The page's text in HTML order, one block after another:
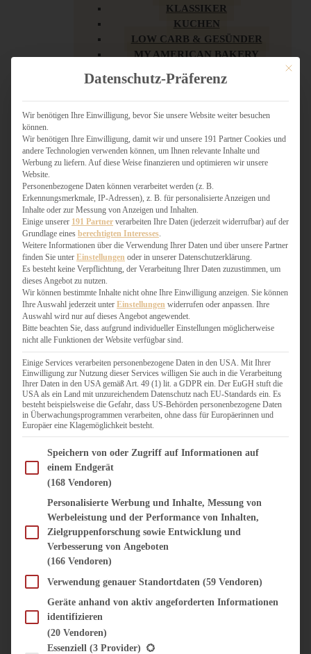
KLASSIKER
KUCHEN
LOW CARB & GESÜNDER
MY AMERICAN BAKERY
SCHOKOLADIGES
SÜSSES HAUPTGERICHT
SÜSSES KLEINGEBÄCK
VEGAN SÜSS
WEIHNACHTSBÄCKEREI
HERZHAFT
BEILAGEN & GEMÜSE
BURGER & SANDWICHES
FIX AUF DEM TISCH
FLEISCH & FISCH
GRILLEN / BARBECUE
HERZHAFTES BACKEN
ONE-POT-GERICHTE
PASTA & NUDELGERICHTE
PIZZA, TARTES & QUICHES
REIS & RISOTTO
SALATE & SNACKS
SUPPENKASPEREIEN
VEGAN HERZHAFT
VEGETARISCHES
VORSPEISEN
BRUNCH & FRÜHSTÜCK
DIPS, SAUCEN, CHUTNEYS
KINDER-LIEBLINGSESSEN
KÜCHENGESCHENKE
TARTES UND PIES
UNTERWEGS
KULINARISCH UNTERWEGS
Mit
Datenschutz-Präferenz
Wir benötigen Ihre Einwilligung, bevor Sie unsere Website weiter besuchen
können.
Wir benötigen Ihre Einwilligung, damit wir und unsere 191 Partner Cookies und
andere Technologien verwenden können, um Ihnen relevante Inhalte und
Werbung zu liefern. Auf diese Weise finanzieren und optimieren wir unsere
Website.
Personenbezogene Daten können verarbeitet werden (z. B.
Erkennungsmerkmale, IP-Adressen), z. B. für personalisierte Anzeigen und
Inhalte oder zur Messung von Anzeigen und Inhalten.
Einige unserer 191 Partner verarbeiten Ihre Daten (jederzeit widerrufbar) auf der
Grundlage eines berechtigten Interesses
Weitere Informationen über die Verwendung Ihrer Daten und über unsere Partner
finden Sie unter Einstellungen oder in unserer Datenschutzerklärung.
Es besteht keine Verpflichtung, der Verarbeitung Ihrer Daten zuzustimmen, um
dieses Angebot zu nutzen.
Wir können bestimmte Inhalte nicht ohne Ihre Einwilligung anzeigen. Sie können
Ihre Auswahl jederzeit unter Einstellungen widerrufen oder anpassen. Ihre
Auswahl wird nur auf dieses Angebot angewendet.
Bitte beachten Sie, dass aufgrund individueller Einstellungen möglicherweise
nicht alle Funktionen der Website verfügbar sind.
Einige Services verarbeiten personenbezogene Daten in den USA. Mit Ihrer
Einwilligung zur Nutzung dieser Services willigen Sie auch in die Verarbeitung
Ihrer Daten in den USA gemäß Art. 49 (1) lit. a GDPR ein. Der EuGH stuft die
USA als ein Land mit unzureichendem Datenschutz nach EU-Standards ein. Es
besteht beispielsweise die Gefahr, dass US-Behörden personenbezogene Daten
in Überwachungsprogrammen verarbeiten, ohne dass für Europäerinnen und
Europäer eine Klagemöglichkeit besteht.
Im Folgenden finden Sie eine Liste der Zwecke des IAB Transparency and Consent
Speichern von oder Zugriff auf Informationen auf
einem Endgerät
(168 Vendoren)
Personalisierte Werbung und Inhalte, Messung von
Werbeleistung und der Performance von Inhalten,
Zielgruppenforschung sowie Entwicklung und
Verbesserung von Angeboten
(166 Vendoren)
Verwendung genauer Standortdaten (59 Vendoren)
Geräte anhand von aktiv angeforderten Informationen
identifizieren
(20 Vendoren)
Es folgt eine Liste der Service-Gruppen, für die eine Einwilligung erteilt werden
Essenziell (3 Provider)